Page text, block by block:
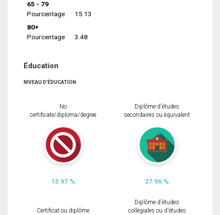
65 - 79
Pourcentage
15.13
80+
Pourcentage
3.48
Éducation
NIVEAU D'ÉDUCATION
No
certificate/diploma/degree
13.97 %
Diplôme d'études
secondaires ou équivalent
27.96 %
Certificat ou diplôme
Diplôme d'études
collégiales ou d'études